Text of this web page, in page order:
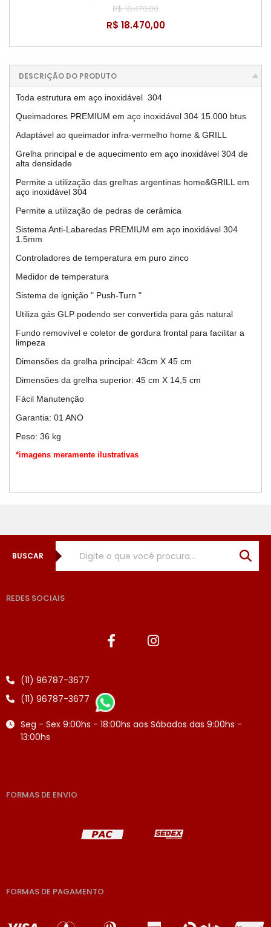
R$ 18.470,00
R$ 18.470,00
DESCRIÇÃO DO PRODUTO
Toda estrutura em aço inoxidável 304
Queimadores PREMIUM em aço inoxidável 304 15.000 btus
Adaptável ao queimador infra-vermelho home & GRILL
Grelha principal e de aquecimento em aço inoxidável 304 de
alta densidade
Permite a utilização das grelhas argentinas home&GRILL em
aço inoxidável 304
Permite a utilização de pedras de cerâmica
Sistema Anti-Labaredas PREMIUM em aço inoxidável 304
1.5mm
Controladores de temperatura em puro zinco
Medidor de temperatura
Sistema de ignição " Push-Turn "
Utiliza gás GLP podendo ser convertida para gás natural
Fundo removível e coletor de gordura frontal para facilitar a
limpeza
Dimensões da grelha principal: 43cm X 45 cm
Dimensões da grelha superior: 45 cm X 14,5 cm
Fácil Manutenção
Garantia: 01 ANO
Peso: 36 kg
*imagens meramente ilustrativas
BUSCAR
REDES SOCIAIS
(11) 96787-3677
(11) 96787-3677
Seg - Sex 9:00hs - 18:00hs aos Sábados das 9:00hs -
13:00hs
FORMAS DE ENVIO
FORMAS DE PAGAMENTO